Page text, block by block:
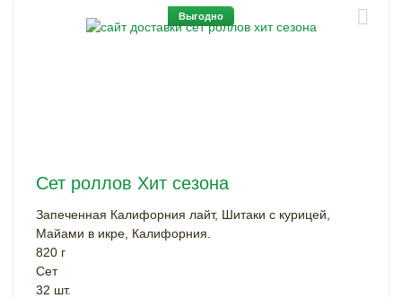
Сет роллов Хит сезона
Запеченная Калифорния лайт, Шитаки с курицей,
Майами в икре, Калифорния.
820 г
Cет
32 шт.
Выгодно